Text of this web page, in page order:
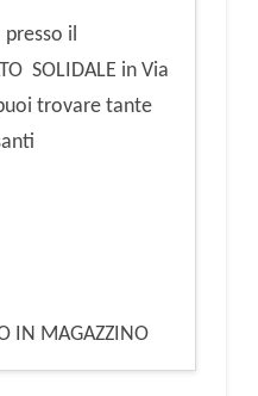
presso il
SOLIDALE in Via
trovare tante
IN MAGAZZINO